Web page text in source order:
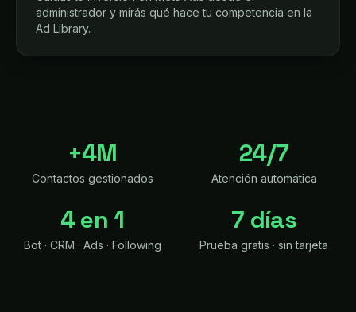
administrador y mirás qué hace tu competencia en la
Ad Library.
+4M
Contactos gestionados
24/7
Atención automática
4 en 1
Bot · CRM · Ads · Following
7 días
Prueba gratis · sin tarjeta